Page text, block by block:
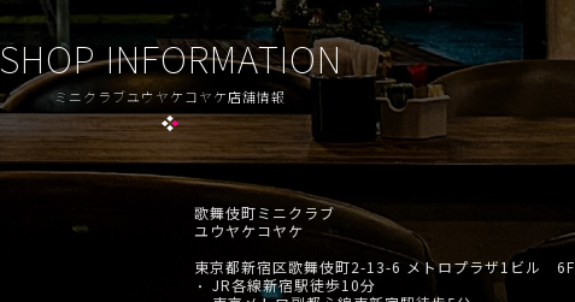
SHOP INFORMATION
ミニクラブユウヤケコヤケ店舗情報
歌舞伎町ミニクラブ
ユウヤケコヤケ
東京都新宿区歌舞伎町2-13-6 メトロプラザ1ビル 6F
・ JR各線新宿駅徒歩10分